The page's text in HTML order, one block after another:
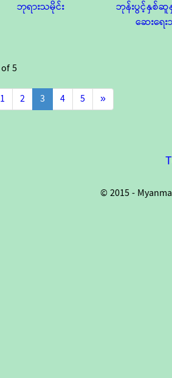
ဘုရားသမိုင်း
ဘုန်းပွင့်နှစ်ဆူ
ဆေးရေ
of5
1 2 3 4 5 »
© 2015 -